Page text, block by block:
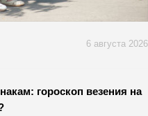
6 августа 2026
гороскоп везения на